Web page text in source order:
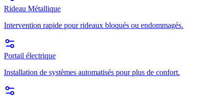
Rideau Métallique
Intervention rapide pour rideaux bloqués ou endommagés.
Portail électrique
Installation de systèmes automatisés pour plus de confort.